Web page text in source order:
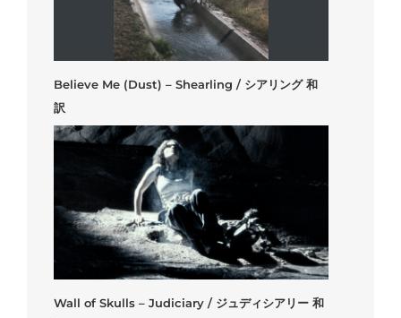
Believe Me (Dust) – Shearling / シアリング 和
訳
Wall of Skulls – Judiciary / ジュディシアリー 和